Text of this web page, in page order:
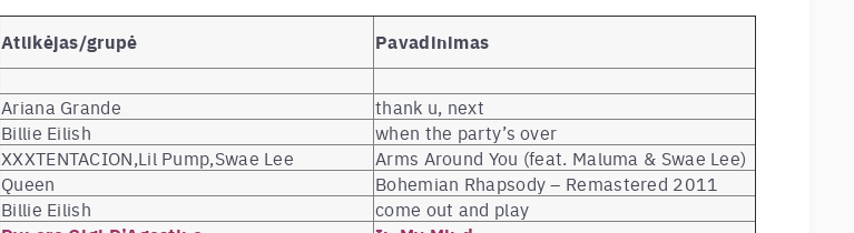
Atlikėjas/grupė Pavadinimas
Ariana Grande
thank u, next
Billie Eilish
when the party’s over
XXXTENTACION,Lil Pump,Swae Lee
Arms Around You (feat. Maluma & Swae Lee)
Queen
Bohemian Rhapsody – Remastered 2011
Billie Eilish come out and play